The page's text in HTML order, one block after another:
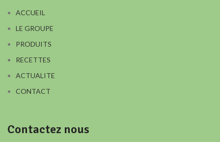
ACCUEIL
LE GROUPE
PRODUITS
RECETTES
ACTUALITE
CONTACT
Contactez nous